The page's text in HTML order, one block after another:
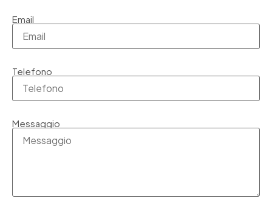
Email
Telefono
Messaggio